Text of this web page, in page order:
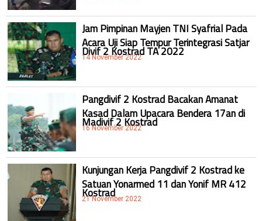
Jam Pimpinan Mayjen TNI Syafrial Pada
Acara Uji Siap Tempur Terintegrasi Satjar
Divif 2 Kostrad TA 2022
14 November 2022
Pangdivif 2 Kostrad Bacakan Amanat
Kasad Dalam Upacara Bendera 17an di
Madivif 2 Kostrad
16 November 2022
Kunjungan Kerja Pangdivif 2 Kostrad ke
Satuan Yonarmed 11 dan Yonif MR 412
Kostrad
21 November 2022